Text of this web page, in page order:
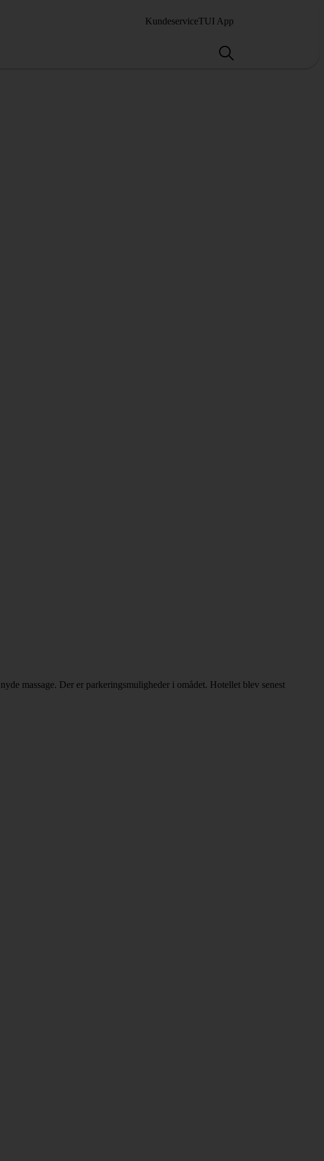
KundeserviceTUI App
massage. Der er parkeringsmuligheder i omådet. Hotellet blev senest